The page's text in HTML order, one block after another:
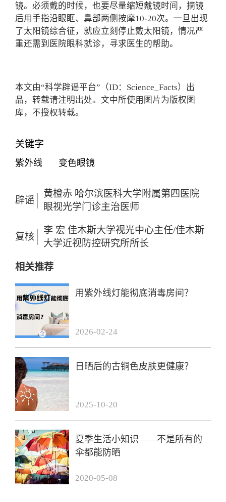
镜。必须戴的时候，也要尽量缩短戴镜时间，摘镜
后用手指沿眼眶、鼻部两侧按摩10-20次。一旦出现
了太阳镜综合征，就应立刻停止戴太阳镜，情况严
重还需到医院眼科就诊，寻求医生的帮助。
本文由“科学辟谣平台”（ID：Science_Facts）出
品，转载请注明出处。文中所使用图片为版权图
库，不授权转载。
关键字
紫外线 变色眼镜
辟谣
黄橙赤 哈尔滨医科大学附属第四医院
眼视光学门诊主治医师
复核
李 宏 佳木斯大学视光中心主任/佳木斯
大学近视防控研究所所长
相关推荐
用紫外线灯能彻底消毒房间？
2026-02-24
日晒后的古铜色皮肤更健康？
2025-10-20
夏季生活小知识——不是所有的
伞都能防晒
2020-05-08